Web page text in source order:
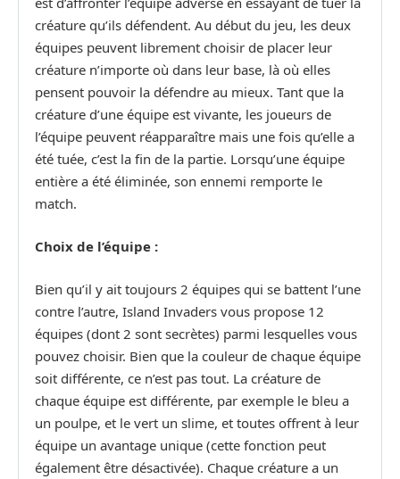
créature qu’ils défendent. Au début du jeu, les deux
équipes peuvent librement choisir de placer leur
créature n’importe où dans leur base, là où elles
pensent pouvoir la défendre au mieux. Tant que la
créature d’une équipe est vivante, les joueurs de
l’équipe peuvent réapparaître mais une fois qu’elle a
été tuée, c’est la fin de la partie. Lorsqu’une équipe
entière a été éliminée, son ennemi remporte le
match.
Choix de l’équipe :
Bien qu’il y ait toujours 2 équipes qui se battent l’une
contre l’autre, Island Invaders vous propose 12
équipes (dont 2 sont secrètes) parmi lesquelles vous
pouvez choisir. Bien que la couleur de chaque équipe
soit différente, ce n’est pas tout. La créature de
chaque équipe est différente, par exemple le bleu a
un poulpe, et le vert un slime, et toutes offrent à leur
équipe un avantage unique (cette fonction peut
également être désactivée). Chaque créature a un